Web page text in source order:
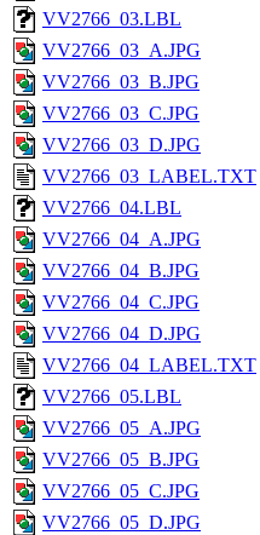
VV2766_03.LBL
VV2766_03_A.JPG
VV2766_03_B.JPG
VV2766_03_C.JPG
VV2766_03_D.JPG
VV2766_03_LABEL.TXT
VV2766_04.LBL
VV2766_04_A.JPG
VV2766_04_B.JPG
VV2766_04_C.JPG
VV2766_04_D.JPG
VV2766_04_LABEL.TXT
VV2766_05.LBL
VV2766_05_A.JPG
VV2766_05_B.JPG
VV2766_05_C.JPG
VV2766_05_D.JPG